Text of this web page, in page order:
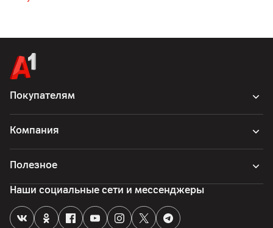
Покупателям
Компания
Полезное
Наши социальные сети и мессенджеры